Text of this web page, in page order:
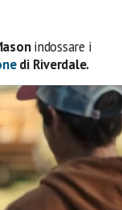
indossare i
di Riverdale.